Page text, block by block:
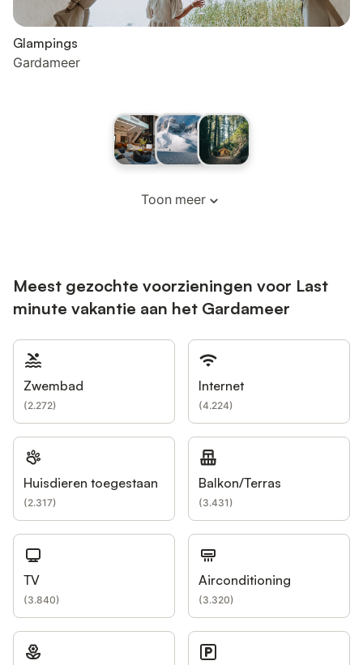
Glampings
Gardameer
Toon meer
Meest gezochte voorzieningen voor Last
minute vakantie aan het Gardameer
Zwembad
(2.272)
Internet
(4.224)
Huisdieren toegestaan
(2.317)
Balkon/Terras
(3.431)
TV
(3.840)
Airconditioning
(3.320)